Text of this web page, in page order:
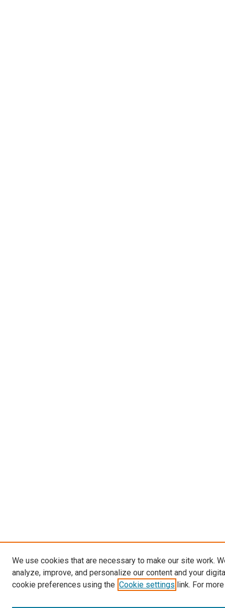
We use cookies that are necessary to make our site work.
analyze, improve, and personalize our content and your
cookie preferences using the Cookie settings link. For